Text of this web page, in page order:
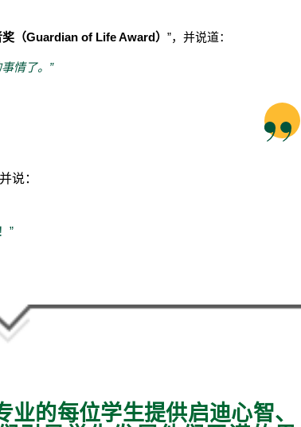
（Guardian of Life Award） ”，并说道：
情了。”
说：
”
业的每位学生提供启迪心智、